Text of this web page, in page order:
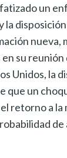
un
la
nueva,
su
Unidos, la
que un
retorno a la
de